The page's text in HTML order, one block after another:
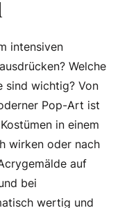
intensiven
Welche
sind wichtig? Von
Pop-Art ist
in einem
wirken oder nach
auf
bei
wertig und